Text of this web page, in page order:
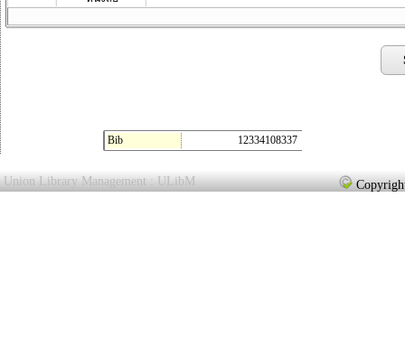
Bib 12334108337
Union Library Management : ULibM